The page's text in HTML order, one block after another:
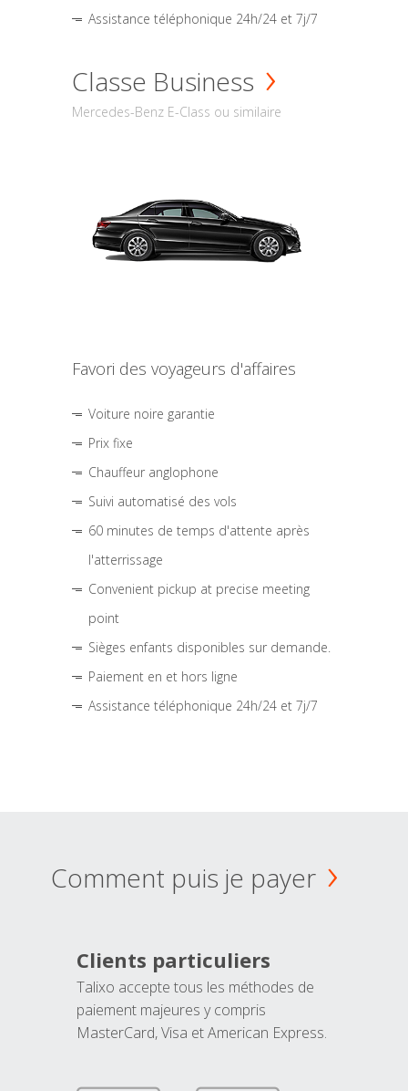
Assistance téléphonique 24h/24 et 7j/7
Classe Business
Mercedes-Benz E-Class ou similaire
Favori des voyageurs d'affaires
Voiture noire garantie
Prix fixe
Chauffeur anglophone
Suivi automatisé des vols
60 minutes de temps d'attente après
l'atterrissage
Convenient pickup at precise meeting
point
Sièges enfants disponibles sur demande.
Paiement en et hors ligne
Assistance téléphonique 24h/24 et 7j/7
Comment puis je payer
Clients particuliers
Talixo accepte tous les méthodes de
paiement majeures y compris
MasterCard, Visa et American Express.